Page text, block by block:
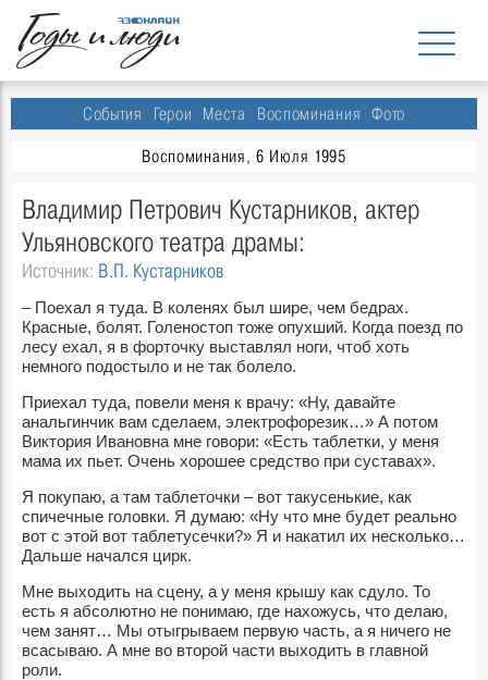
События Герои Места Воспоминания Фото
Воспоминания, 6 Июля 1995
Владимир Петрович Кустарников, актер
Ульяновского театра драмы:
Источник: В.П. Кустарников
– Поехал я туда. В коленях был шире, чем бедрах.
Красные, болят. Голеностоп тоже опухший. Когда поезд по
лесу ехал, я в форточку выставлял ноги, чтоб хоть
немного подостыло и не так болело.
Приехал туда, повели меня к врачу: «Ну, давайте
анальгинчик вам сделаем, электрофорезик…» А потом
Виктория Ивановна мне говори: «Есть таблетки, у меня
мама их пьет. Очень хорошее средство при суставах».
Я покупаю, а там таблеточки – вот такусенькие, как
спичечные головки. Я думаю: «Ну что мне будет реально
вот с этой вот таблетусечки?» Я и накатил их несколько…
Дальше начался цирк.
Мне выходить на сцену, а у меня крышу как сдуло. То
есть я абсолютно не понимаю, где нахожусь, что делаю,
чем занят… Мы отыгрываем первую часть, а я ничего не
всасываю. А мне во второй части выходить в главной
роли.